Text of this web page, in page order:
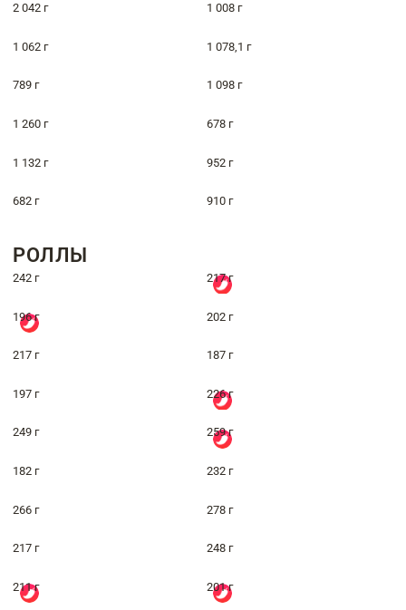
2 042 г 1 008 г
1 062 г 1 078,1 г
789 г 1 098 г
1 260 г 678 г
1 132 г 952 г
682 г 910 г
РОЛЛЫ
242 г 217 г
196 г 202 г
217 г 187 г
197 г 226 г
249 г 259 г
182 г 232 г
266 г 278 г
217 г 248 г
211 г 201 г